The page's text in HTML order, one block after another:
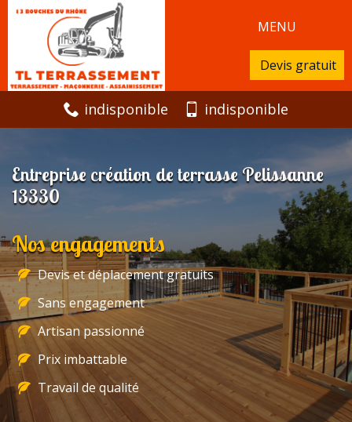
MENU
Devis gratuit
indisponible indisponible
Entreprise création de terrasse Pelissanne
13330
Nos engagements
Devis et déplacement gratuits
Sans engagement
Artisan passionné
Prix imbattable
Travail de qualité